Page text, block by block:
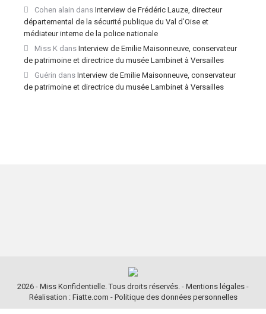
Cohen alain dans Interview de Frédéric Lauze, directeur
départemental de la sécurité publique du Val d’Oise et
médiateur interne de la police nationale
Miss K dans Interview de Emilie Maisonneuve, conservateur
de patrimoine et directrice du musée Lambinet à Versailles
Guérin dans Interview de Emilie Maisonneuve, conservateur
de patrimoine et directrice du musée Lambinet à Versailles
2026 - Miss Konfidentielle. Tous droits réservés. - Mentions légales -
Réalisation : Fiatte.com - Politique des données personnelles